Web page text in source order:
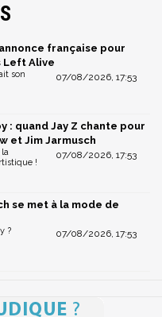
française pour
Left Alive
07/08/2026, 17:53
son
: quand Jay Z chante pour
et Jim Jarmusch
07/08/2026, 17:53
!
se met à la mode de
07/08/2026, 17:53
?